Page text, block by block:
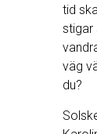
tid
stigar
väg
du?